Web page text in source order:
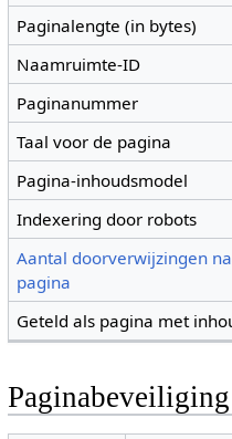
Paginalengte (in bytes)
Naamruimte-ID
Paginanummer
Taal voor de pagina
Pagina-inhoudsmodel
Indexering door robots
Aantal doorverwijzingen
pagina
Geteld als pagina met
Paginabeveiliging